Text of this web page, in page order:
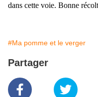
dans cette voie. Bonne
#Ma pomme et le verger
Partager